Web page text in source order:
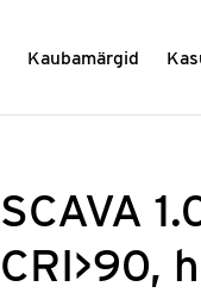
Kaubamärgid
SCAVA
CRI>90,